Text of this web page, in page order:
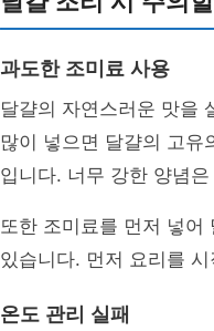
과도한 조미료 사용
달걀의 자연스러운 맛을
많이 넣으면 달걀의 고유
입니다. 너무 강한 양념
또한 조미료를 먼저 넣어
있습니다. 먼저 요리를
온도 관리 실패